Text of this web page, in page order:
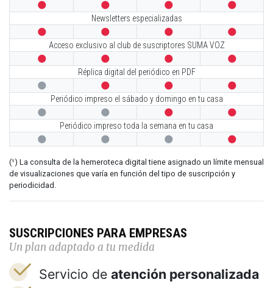
   
Newsletters especializadas
   
Acceso exclusivo al club de suscriptores SUMA VOZ
   
Réplica digital del periódico en PDF
   
Periódico impreso el sábado y domingo en tu casa
   
Periódico impreso toda la semana en tu casa
   
(¹) La consulta de la hemeroteca digital tiene asignado un límite mensual
de visualizaciones que varía en función del tipo de suscripción y
periodicidad.
SUSCRIPCIONES PARA EMPRESAS
Un plan adaptado a tu medida
Servicio de atención personalizada